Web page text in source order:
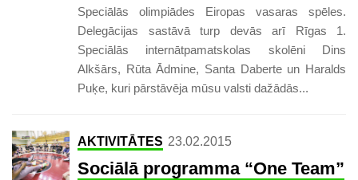
Speciālās olimpiādes Eiropas vasaras spēles.
Delegācijas sastāvā turp devās arī Rīgas 1.
Speciālās internātpamatskolas skolēni Dins
Alkšārs, Rūta Ādmine, Santa Daberte un Haralds
Puķe, kuri pārstāvēja mūsu valsti dažādās...
AKTIVITĀTES 23.02.2015
Sociālā programma “One Team”